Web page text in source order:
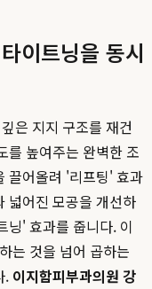
이트닝을 동시
은 지지 구조를 재건
를 높여주는 완벽한 조
끌어올려 '리프팅' 효과
넓어진 모공을 개선하
닝' 효과를 줍니다. 이
는 것을 넘어 곱하는
. 이지함피부과의원 강